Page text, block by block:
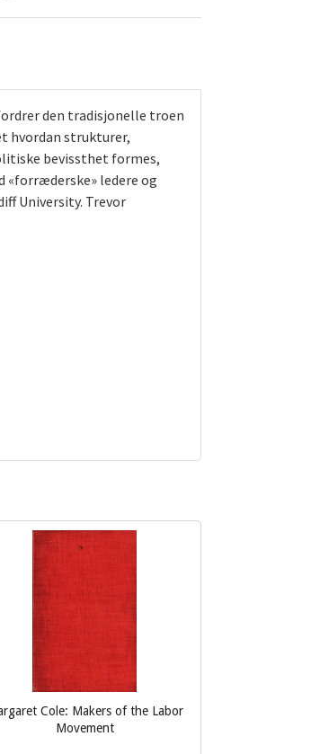
den tradisjonelle troen
hvordan strukturer,
bevissthet formes,
ledere og
University. Trevor
Cole: Makers of the Labor
Movement